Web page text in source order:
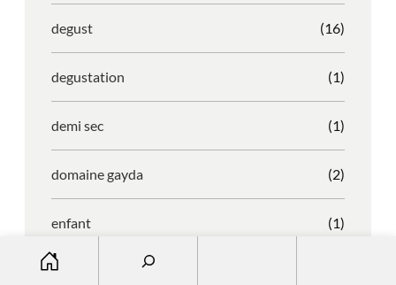
degust (16)
degustation (1)
demi sec (1)
domaine gayda (2)
enfant (1)
entreprise